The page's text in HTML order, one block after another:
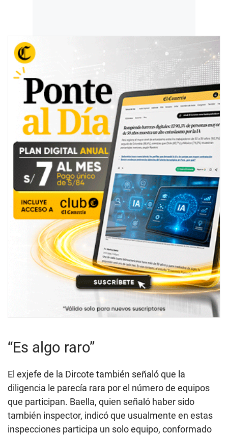
“Es algo raro”
El exjefe de la Dircote también señaló que la
diligencia le parecía rara por el número de equipos
que participan. Baella, quien señaló haber sido
también inspector, indicó que usualmente en estas
inspecciones participa un solo equipo, conformado